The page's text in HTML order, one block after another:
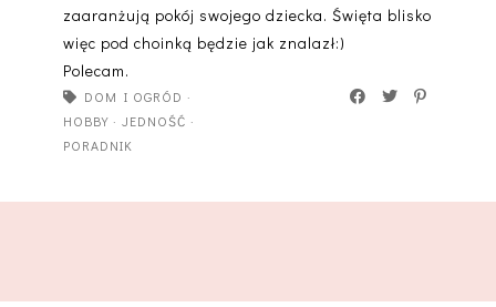
zaaranżują pokój swojego dziecka. Święta blisko
więc pod choinką będzie jak znalazł:)
Polecam.
DOM I OGRÓD ·
HOBBY· JEDNOŚĆ ·
PORADNIK